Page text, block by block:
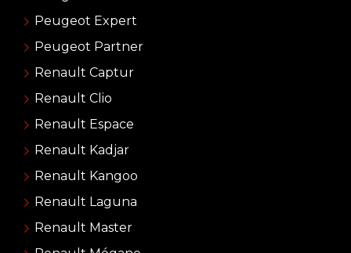
Peugeot Expert
Peugeot Partner
Renault Captur
Renault Clio
Renault Espace
Renault Kadjar
Renault Kangoo
Renault Laguna
Renault Master